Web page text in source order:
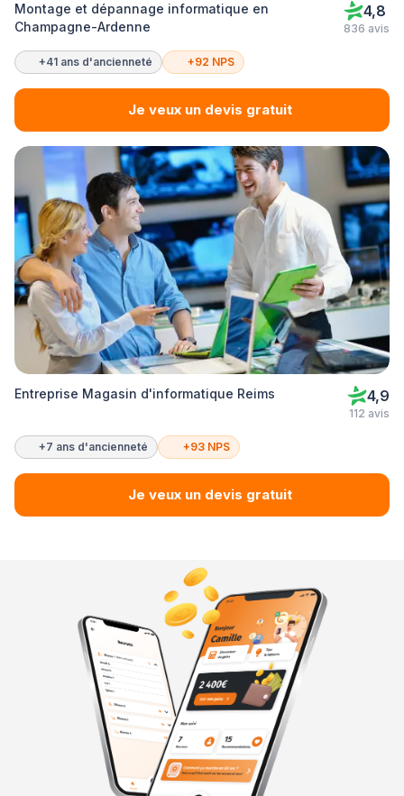
Montage et dépannage informatique en
Champagne-Ardenne
4,8
836 avis
+41 ans d'ancienneté +92 NPS
Je veux un devis gratuit
Entreprise Magasin d'informatique Reims 4,9
112 avis
+7 ans d'ancienneté +93 NPS
Je veux un devis gratuit